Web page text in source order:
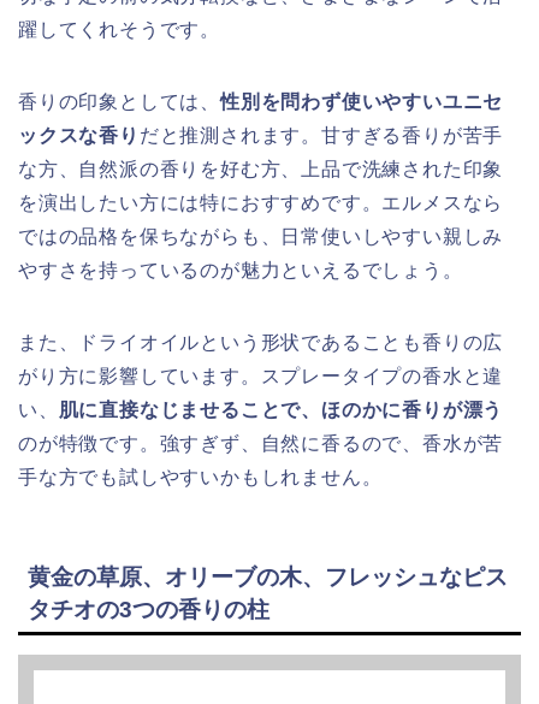
躍してくれそうです。
香りの印象としては、性別を問わず使いやすいユニセ
ックスな香り だと推測されます。甘すぎる香りが苦手
な方、自然派の香りを好む方、上品で洗練された印象
を演出したい方には特におすすめです。エルメスなら
ではの品格を保ちながらも、日常使いしやすい親しみ
やすさを持っているのが魅力といえるでしょう。
また、ドライオイルという形状であることも香りの広
がり方に影響しています。スプレータイプの香水と違
い、 肌に直接なじませることで、ほのかに香りが漂う
のが特徴です。強すぎず、自然に香るので、香水が苦
手な方でも試しやすいかもしれません。
黄金の草原、オリーブの木、フレッシュなピス
タチオの3つの香りの柱